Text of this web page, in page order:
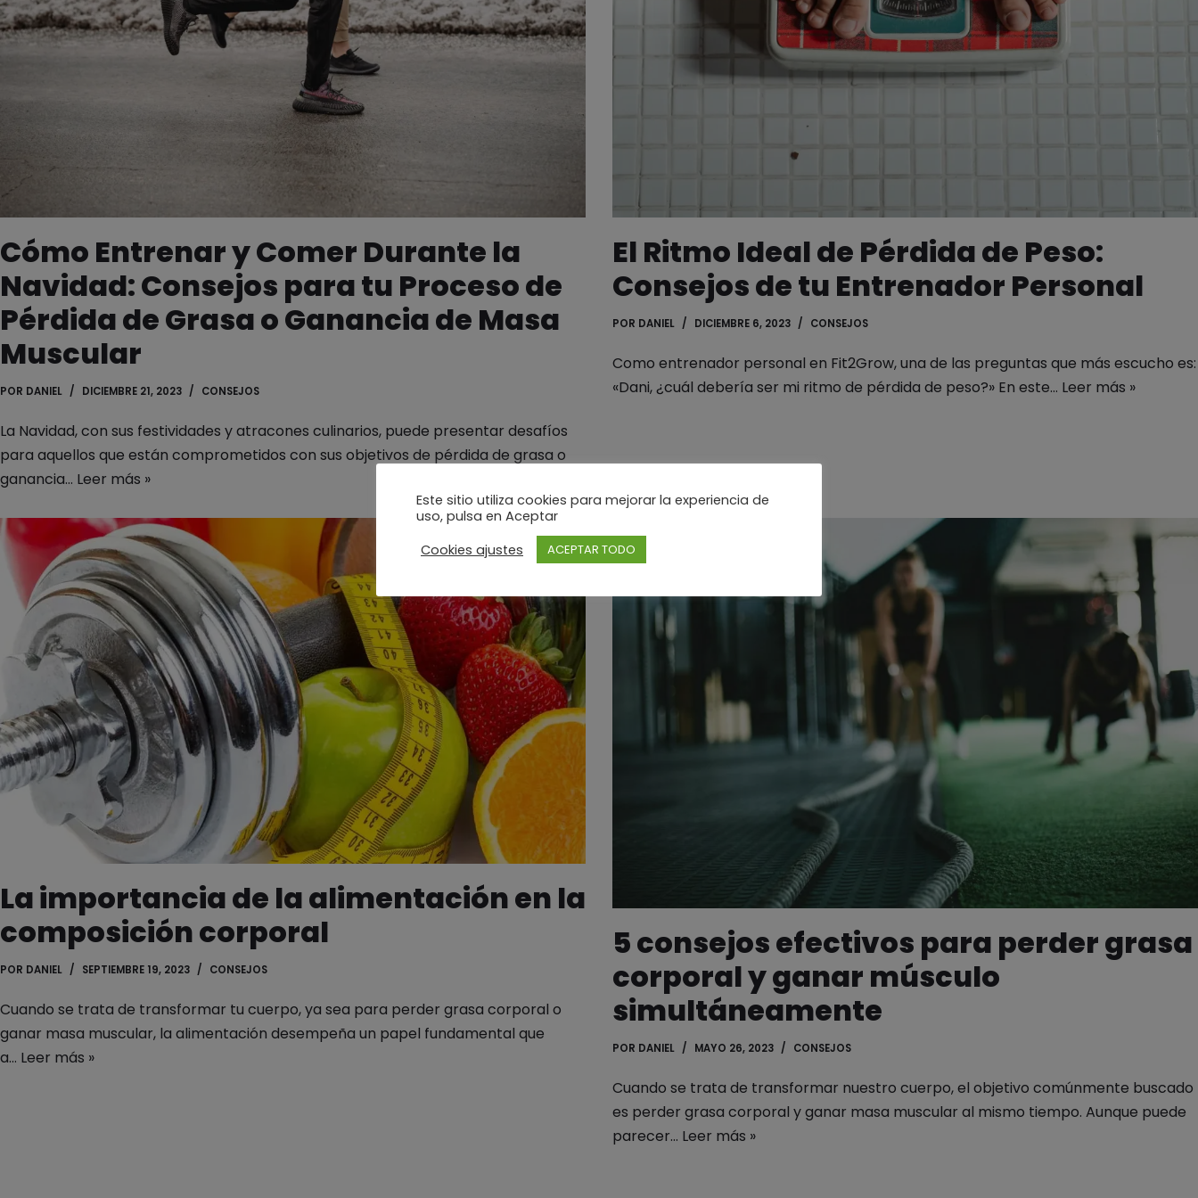
Cómo Entrenar y Comer Durante la
Navidad: Consejos para tu Proceso de
Pérdida de Grasa o Ganancia de Masa
Muscular
POR DANIEL DICIEMBRE 21, 2023 CONSEJOS
La Navidad, con sus festividades y atracones culinarios, puede presentar desafíos
para aquellos que están comprometidos con sus objetivos de pérdida de grasa o
ganancia… Leer más »
El Ritmo Ideal de Pérdida de Peso:
Consejos de tu Entrenador Personal
POR DANIEL DICIEMBRE 6, 2023 CONSEJOS
Como entrenador personal en Fit2Grow, una de las preguntas que más escucho es:
«Dani, ¿cuál debería ser mi ritmo de pérdida de peso?» En este… Leer más »
La importancia de la alimentación en la
composición corporal
POR DANIEL SEPTIEMBRE 19, 2023 CONSEJOS
Cuando se trata de transformar tu cuerpo, ya sea para perder grasa corporal o
ganar masa muscular, la alimentación desempeña un papel fundamental que
a… Leer más »
5 consejos efectivos para perder grasa
corporal y ganar músculo
simultáneamente
POR DANIEL MAYO 26, 2023 CONSEJOS
Cuando se trata de transformar nuestro cuerpo, el objetivo comúnmente buscado
es perder grasa corporal y ganar masa muscular al mismo tiempo. Aunque puede
parecer… Leer más »
Este sitio utiliza cookies para mejorar la experiencia de
uso, pulsa en Aceptar
Cookies ajustes
ACEPTAR TODO